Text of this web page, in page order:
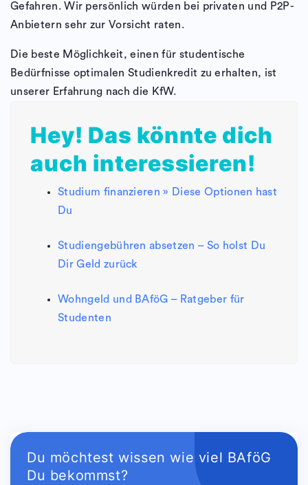
Gefahren. Wir persönlich würden bei privaten und P2P-
Anbietern sehr zur Vorsicht raten.
Die beste Möglichkeit, einen für studentische
Bedürfnisse optimalen Studienkredit zu erhalten, ist
unserer Erfahrung nach die KfW.
Hey! Das könnte dich
auch interessieren!
Studium finanzieren » Diese Optionen hast
Du
Studiengebühren absetzen – So holst Du
Dir Geld zurück
Wohngeld und BAföG – Ratgeber für
Studenten
Du möchtest wissen wie viel BAföG
Du bekommst?